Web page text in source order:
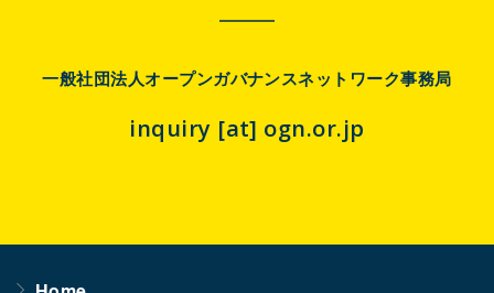
一般社団法人オープンガバナンスネットワーク事務局
inquiry [at] ogn.or.jp